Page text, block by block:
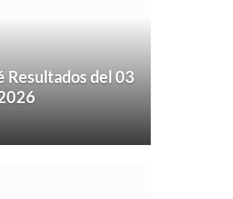
Resultados del 03